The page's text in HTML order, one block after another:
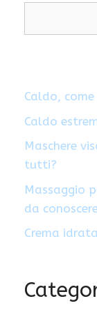
Caldo,
Caldo
Maschere
tutti?
Massaggio
da
Crema